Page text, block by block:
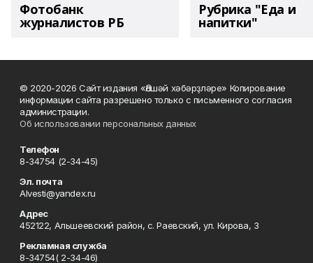
Фотобанк
журналистов РБ
Рубрика "Еда и
напитки"
© 2020-2026 Сайт издания «Әлшәй хәбәрҙләре» Копирование
информации сайта разрешено только с письменного согласия
администрации.
Об использовании персональных данных
Телефон
8-34754 (2-34-45)
Эл. почта
Alvesti@yandex.ru
Адрес
452122, Альшеевский район, с. Раевский, ул. Кирова, 3
Рекламная служба
8-34754( 2-34-46)